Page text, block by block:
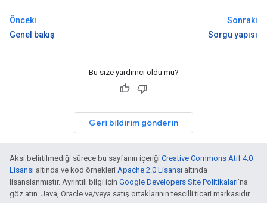
Önceki
Genel bakış
Sonraki
Sorgu yapısı
Bu size yardımcı oldu mu?
Geri bildirim gönderin
Aksi belirtilmediği sürece bu sayfanın içeriği Creative Commons Atıf 4.0
Lisansı altında ve kod örnekleri Apache 2.0 Lisansı altında
lisanslanmıştır. Ayrıntılı bilgi için Google Developers Site Politikaları'na
göz atın. Java, Oracle ve/veya satış ortaklarının tescilli ticari markasıdır.